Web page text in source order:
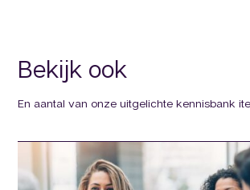
Bekijk ook
En aantal van onze uitgelichte kennisbank